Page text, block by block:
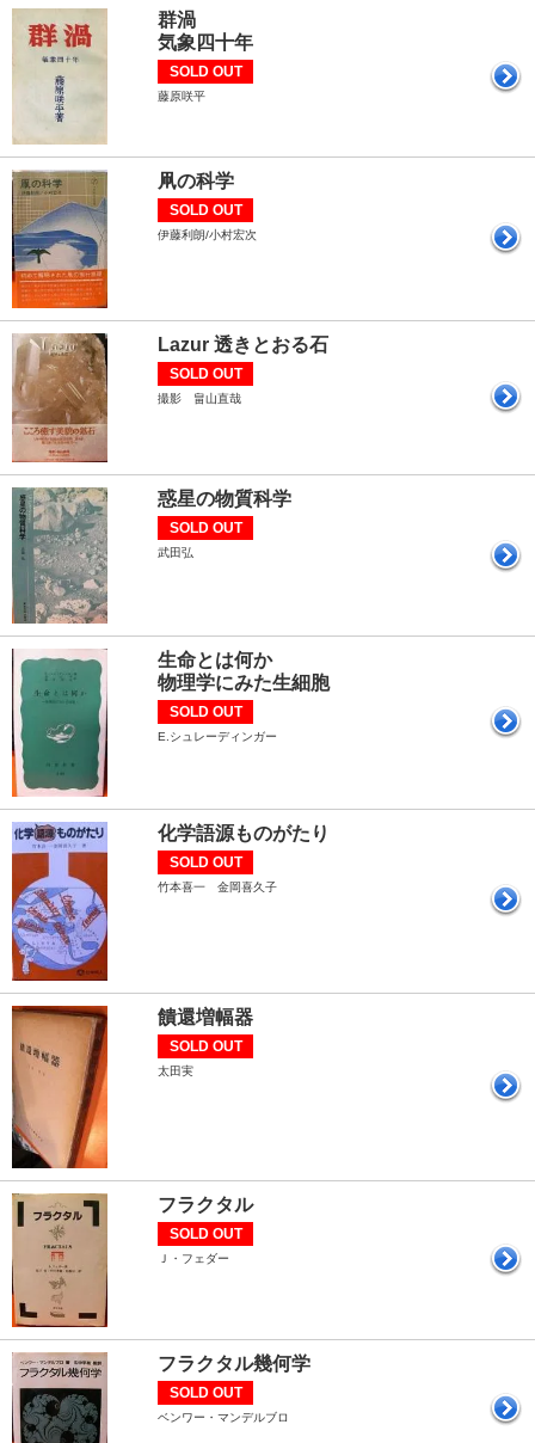
群渦
気象四十年
SOLD OUT
藤原咲平
凧の科学
SOLD OUT
伊藤利朗/小村宏次
Lazur 透きとおる石
SOLD OUT
撮影 畠山直哉
惑星の物質科学
SOLD OUT
武田弘
生命とは何か
物理学にみた生細胞
SOLD OUT
E.シュレーディンガー
化学語源ものがたり
SOLD OUT
竹本喜一 金岡喜久子
饋還増幅器
SOLD OUT
太田実
フラクタル
SOLD OUT
Ｊ・フェダー
フラクタル幾何学
SOLD OUT
ベンワー・マンデルブロ